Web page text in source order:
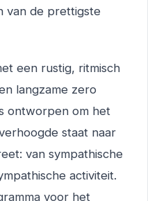
van de prettigste
een rustig, ritmisch
langzame zero
ontworpen om het
staat naar
van sympathische
activiteit.
voor het